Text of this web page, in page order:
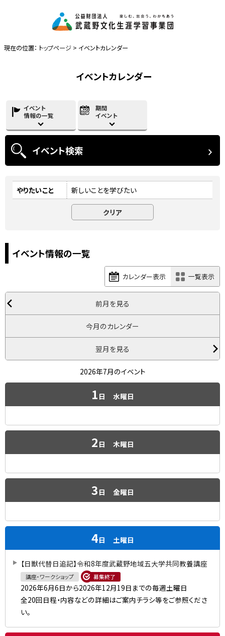
現在の位置： トップページ > イベントカレンダー
イベントカレンダー
イベント
情報の一覧
期間
イベント
イベント検索
やりたいこと 新しいことを学びたい
イベント情報の一覧
カレンダー表示 一覧表示
前月を見る
今月のカレンダー
翌月を見る
2026年7月のイベント
1 日 水曜日
2 日 木曜日
3 日 金曜日
4日 土曜日
【日獣代替日追記】令和8年度武蔵野地域五大学共同教養講座
講座・ワークショップ 募集終了
2026年6月6日から2026年12月19日までの毎週土曜日
全20回日程・内容などの詳細はご案内チラシ等をご参照くださ
い。